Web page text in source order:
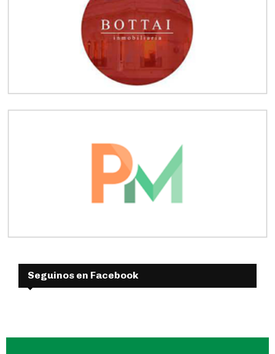
Seguinos en Facebook